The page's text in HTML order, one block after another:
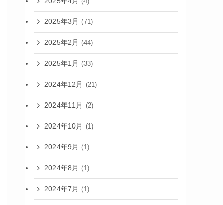
2025年3月 (71)
2025年2月 (44)
2025年1月 (33)
2024年12月 (21)
2024年11月 (2)
2024年10月 (1)
2024年9月 (1)
2024年8月 (1)
2024年7月 (1)